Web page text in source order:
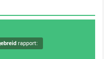
rapport: